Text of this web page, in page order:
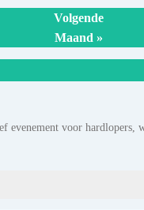
Volgende
Maand »
evenement voor hardlopers,